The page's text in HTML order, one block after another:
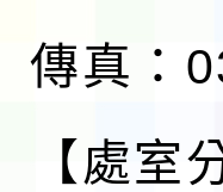
傳真：
【處室